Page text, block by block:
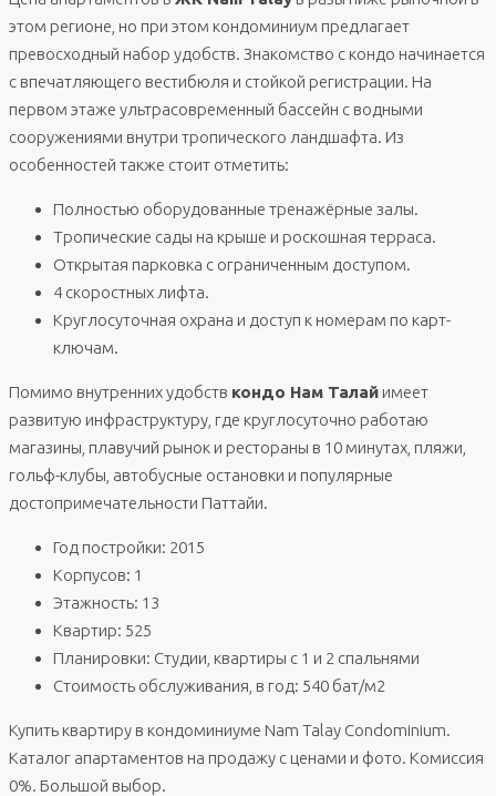
этом регионе, но при этом кондоминиум предлагает
превосходный набор удобств. Знакомство с кондо начинается
с впечатляющего вестибюля и стойкой регистрации. На
первом этаже ультрасовременный бассейн с водными
сооружениями внутри тропического ландшафта. Из
особенностей также стоит отметить:
Полностью оборудованные тренажёрные залы.
Тропические сады на крыше и роскошная терраса.
Открытая парковка с ограниченным доступом.
4 скоростных лифта.
Круглосуточная охрана и доступ к номерам по карт-
ключам.
Помимо внутренних удобств кондо Нам Талай имеет
развитую инфраструктуру, где круглосуточно работаю
магазины, плавучий рынок и рестораны в 10 минутах, пляжи,
гольф-клубы, автобусные остановки и популярные
достопримечательности Паттайи.
Год постройки: 2015
Корпусов: 1
Этажность: 13
Квартир: 525
Планировки: Студии, квартиры с 1 и 2 спальнями
Стоимость обслуживания, в год: 540 бат/м2
Купить квартиру в кондоминиуме Nam Talay Condominium.
Каталог апартаментов на продажу с ценами и фото. Комиссия
0%. Большой выбор.